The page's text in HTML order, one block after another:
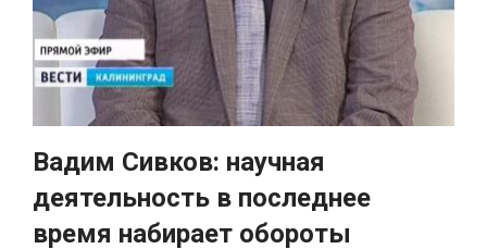
Вадим Сивков: научная
деятельность в последнее
время набирает обороты